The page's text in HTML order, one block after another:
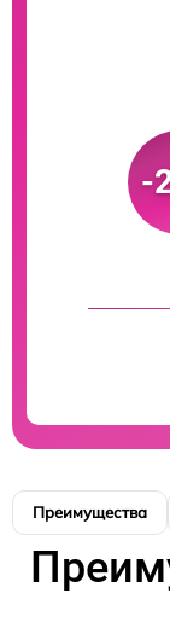
-
Преимущества